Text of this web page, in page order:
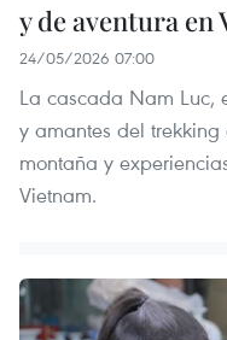
y de aventura en
24/05/2026 07:00
La cascada Nam Luc,
y amantes del
montaña y
Vietnam.